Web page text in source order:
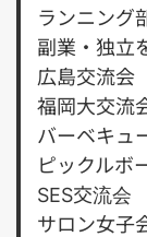
ランニング
副業・独立
広島交流会
福岡大交流
バーベキュ
ピックルボ
SES交流会
サロン女子